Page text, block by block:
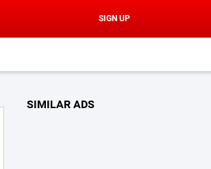
SIGN UP
SIMILAR ADS